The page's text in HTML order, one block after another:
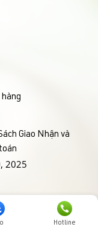
Giao Nhận và
2025
Hotline